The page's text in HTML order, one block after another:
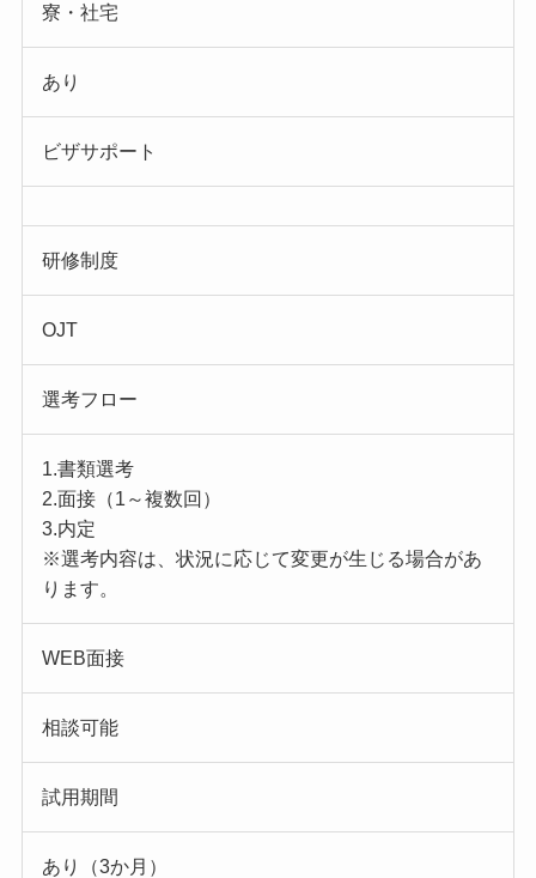
寮・社宅
あり
ビザサポート
研修制度
OJT
選考フロー
1.書類選考
2.面接（1～複数回）
3.内定
※選考内容は、状況に応じて変更が生じる場合があ
ります。
WEB面接
相談可能
試用期間
あり（3か月）